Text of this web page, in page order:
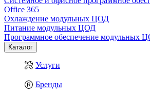
Office 365
Охлаждение модульных ЦОД
Питание модульных ЦОД
Программное обеспечение модульных
Каталог
Услуги
Бренды